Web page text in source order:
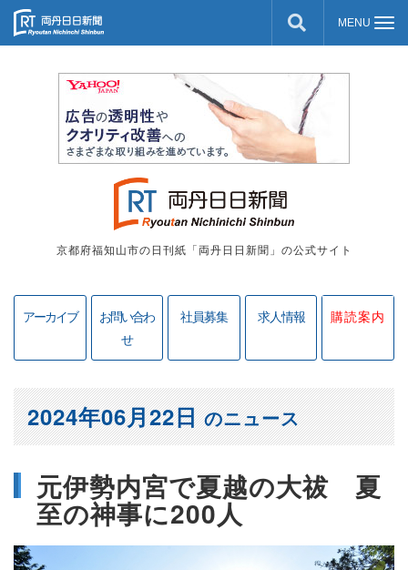
京都府福知山市の日刊紙「両丹日日新聞」の公式サイト
アーカイブ
お問い合わ
せ
社員募集 求人情報 購読案内
元伊勢内宮で夏越の大祓 夏
至の神事に200人
2024年06月22日のニュース